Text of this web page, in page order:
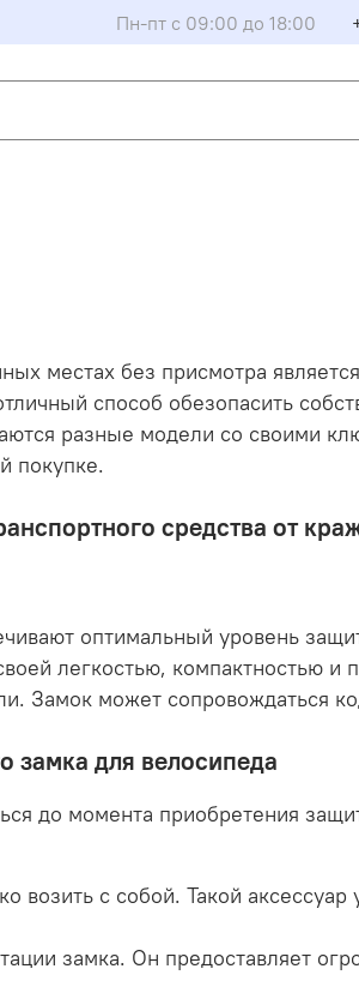
Пн-пт с 09:00 до 18:00
местах без присмотра
способ обезопасить
разные модели со своими
покупке.
средства от
оптимальный уровень
легкостью, компактностью и
Замок может сопровождаться
замка для велосипеда
до момента приобретения
с собой. Такой аксессуар
замка. Он предоставляет